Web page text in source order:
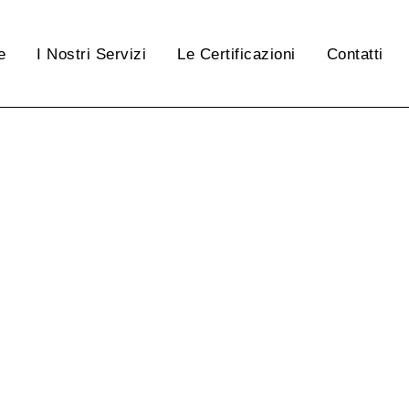
I Nostri Servizi Le Certificazioni Contatti